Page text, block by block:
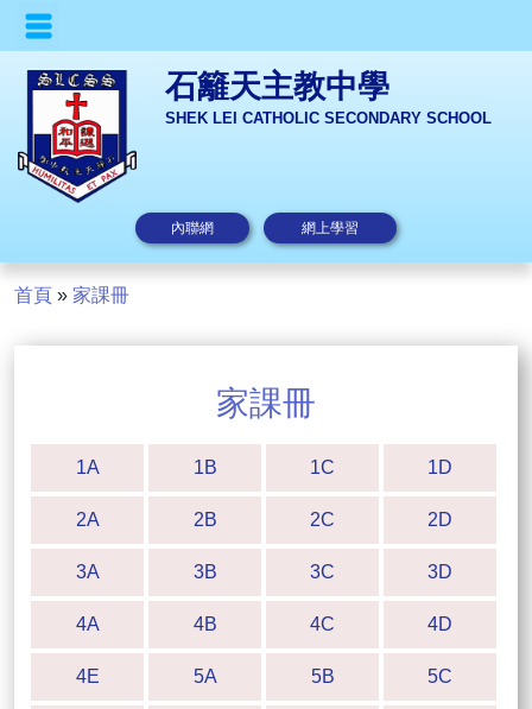
石籬天主教中學
SHEK LEI CATHOLIC SECONDARY SCHOOL
內聯網 網上學習
首頁 » 家課冊
家課冊
1A 1B 1C 1D
2A 2B 2C 2D
3A 3B 3C 3D
4A 4B 4C 4D
4E 5A 5B 5C